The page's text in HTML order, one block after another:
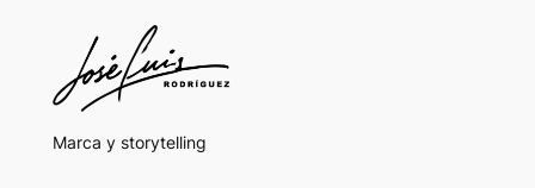
Marca y storytelling